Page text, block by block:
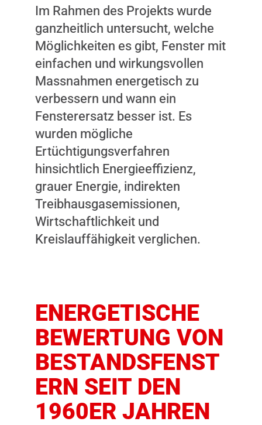
Im Rahmen des Projekts wurde
ganzheitlich untersucht, welche
Möglichkeiten es gibt, Fenster mit
einfachen und wirkungsvollen
Massnahmen energetisch zu
verbessern und wann ein
Fensterersatz besser ist. Es
wurden mögliche
Ertüchtigungsverfahren
hinsichtlich Energieeffizienz,
grauer Energie, indirekten
Treibhausgasemissionen,
Wirtschaftlichkeit und
Kreislauffähigkeit verglichen.
ENERGETISCHE
BEWERTUNG VON
BESTANDSFENST
ERN SEIT DEN
1960ER JAHREN